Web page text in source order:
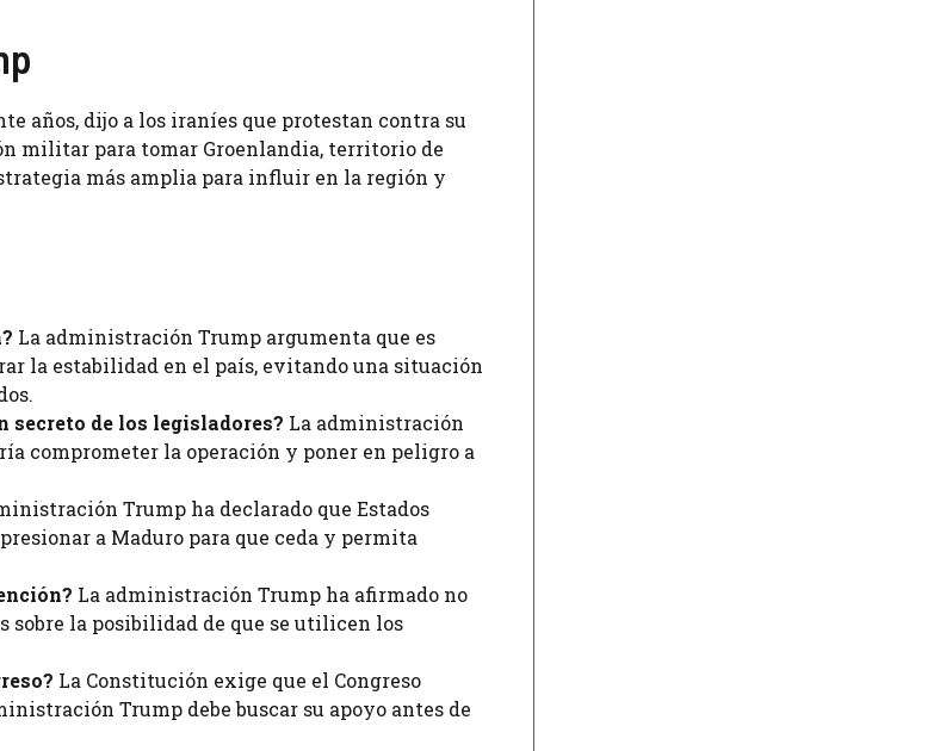
años, dijo a los iraníes que protestan contra su
militar para tomar Groenlandia, territorio de
más amplia para influir en la región y
La administración Trump argumenta que es
la estabilidad en el país, evitando una situación
secreto de los legisladores? La administración
comprometer la operación y poner en peligro a
Trump ha declarado que Estados
a Maduro para que ceda y permita
La administración Trump ha afirmado no
sobre la posibilidad de que se utilicen los
La Constitución exige que el Congreso
Trump debe buscar su apoyo antes de